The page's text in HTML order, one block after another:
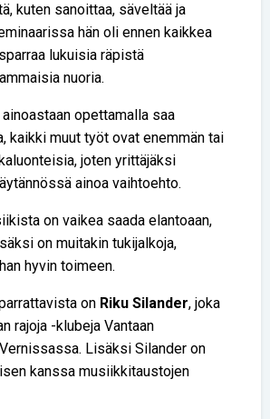
kuten sanoittaa, säveltää ja
hän oli ennen kaikkea
lukuisia räpistä
nuoria.
opettamalla saa
kaikki muut työt ovat enemmän tai
joten yrittäjäksi
ainoa vaihtoehto.
on vaikea saada elantoaan,
on muitakin tukijalkoja,
hyvin toimeen.
on Riku Silander, joka
rajoja -klubeja Vantaan
Lisäksi Silander on
kanssa musiikkitaustojen